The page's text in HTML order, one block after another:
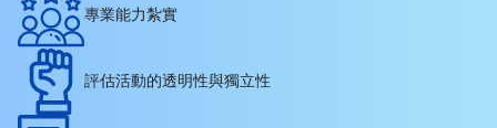
專業能力紮實
評估活動的透明性與獨立性